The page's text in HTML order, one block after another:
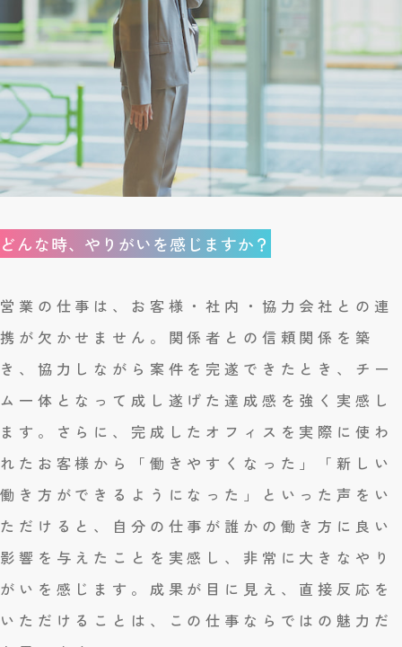
どんな時、やりがいを感じますか？
営業の仕事は、お客様・社内・協力会社との連
携が欠かせません。関係者との信頼関係を築
き、協力しながら案件を完遂できたとき、チー
ム一体となって成し遂げた達成感を強く実感し
ます。さらに、完成したオフィスを実際に使わ
れたお客様から「働きやすくなった」「新しい
働き方ができるようになった」といった声をい
ただけると、自分の仕事が誰かの働き方に良い
影響を与えたことを実感し、非常に大きなやり
がいを感じます。成果が目に見え、直接反応を
いただけることは、この仕事ならではの魅力だ